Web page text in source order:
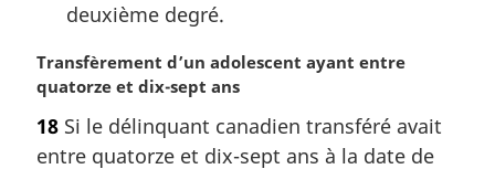
deuxième degré.
N
o
e
m
Transfèrement d’un adolescent ayant entre
quatorze et dix-sept ans
18 Si le délinquant canadien transféré avait
entre quatorze et dix-sept ans à la date de